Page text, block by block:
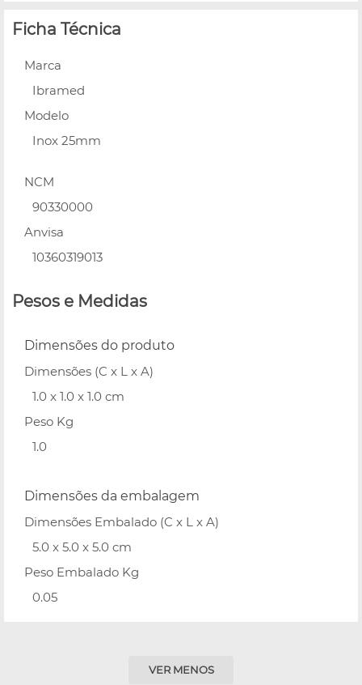
Ficha Técnica
Marca
Ibramed
Modelo
Inox 25mm
NCM
90330000
Anvisa
10360319013
Pesos e Medidas
Dimensões do produto
Dimensões (C x L x A)
1.0 x 1.0 x 1.0 cm
Peso Kg
1.0
Dimensões da embalagem
Dimensões Embalado (C x L x A)
5.0 x 5.0 x 5.0 cm
Peso Embalado Kg
0.05
VER MENOS